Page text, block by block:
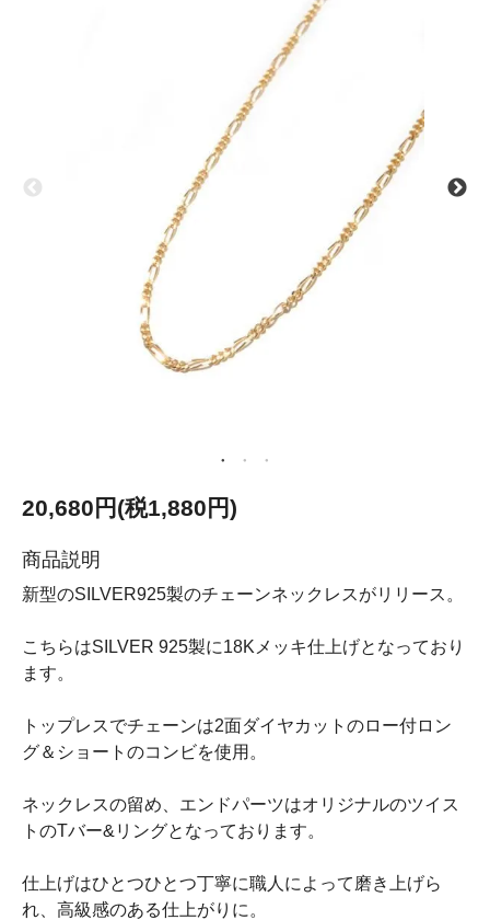
20,680円(税1,880円)
商品説明
新型のSILVER925製のチェーンネックレスがリリース。
こちらはSILVER 925製に18Kメッキ仕上げとなっており
ます。
トップレスでチェーンは2面ダイヤカットのロー付ロン
グ＆ショートのコンビを使用。
ネックレスの留め、エンドパーツはオリジナルのツイス
トのTバー&リングとなっております。
仕上げはひとつひとつ丁寧に職人によって磨き上げら
れ、高級感のある仕上がりに。